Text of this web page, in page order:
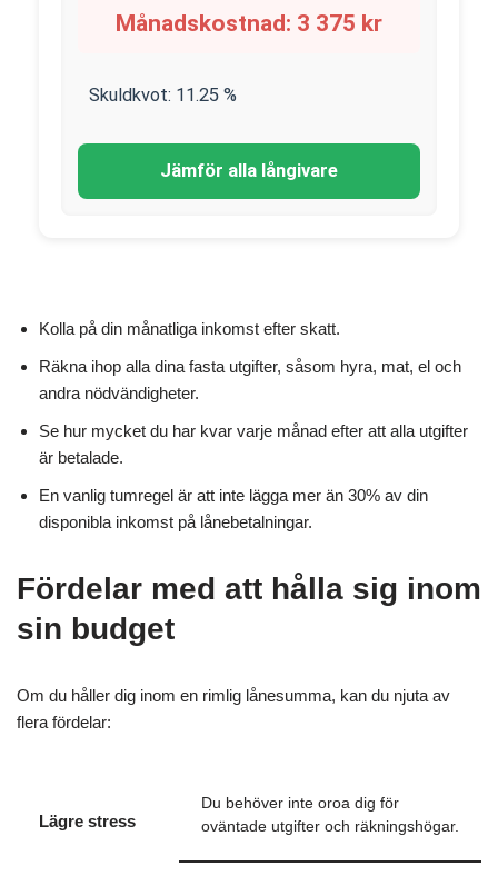
Månadskostnad: 3 375 kr
Skuldkvot: 11.25 %
Jämför alla långivare
Kolla på din månatliga inkomst efter skatt.
Räkna ihop alla dina fasta utgifter, såsom hyra, mat, el och
andra nödvändigheter.
Se hur mycket du har kvar varje månad efter att alla utgifter
är betalade.
En vanlig tumregel är att inte lägga mer än 30% av din
disponibla inkomst på lånebetalningar.
Fördelar med att hålla sig inom
sin budget
Om du håller dig inom en rimlig lånesumma, kan du njuta av
flera fördelar:
Lägre stress
Du behöver inte oroa dig för
oväntade utgifter och räkningshögar.